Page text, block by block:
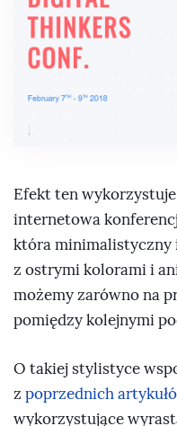
Efekt ten
internetowa
która minimalistyczny
z ostrymi kolorami i
możemy zarówno na
pomiędzy kolejnymi
O takiej stylistyce
z poprzednich
wykorzystujące